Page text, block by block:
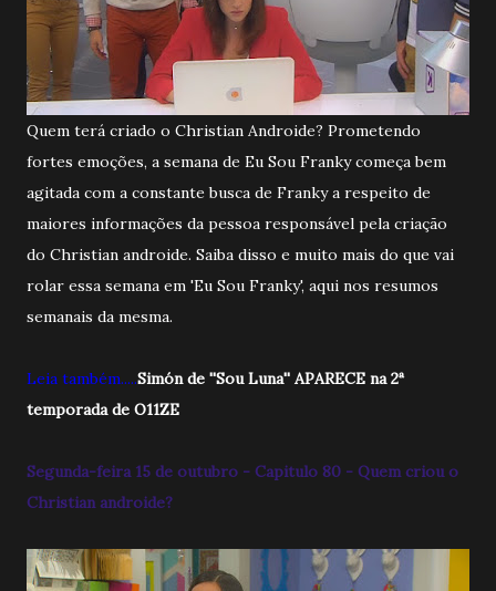
Quem terá criado o Christian Androide? Prometendo
fortes emoções, a semana de Eu Sou Franky começa bem
agitada com a constante busca de Franky a respeito de
maiores informações da pessoa responsável pela criação
do Christian androide. Saiba disso e muito mais do que vai
rolar essa semana em 'Eu Sou Franky', aqui nos resumos
semanais da mesma.
Leia também.....Simón de ''Sou Luna'' APARECE na 2ª
temporada de O11ZE
Segunda-feira 15 de outubro - Capitulo 80 - Quem criou o
Christian androide?